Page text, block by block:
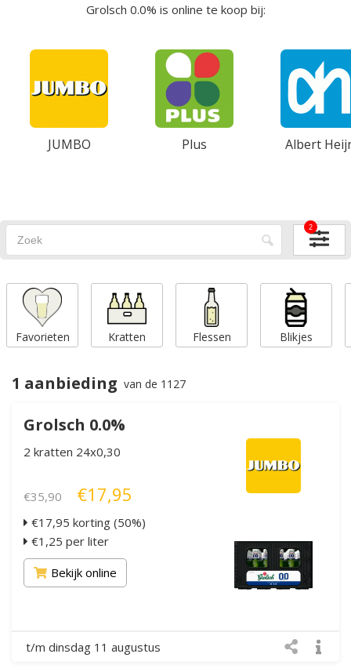
Grolsch 0.0% is online te koop bij:
JUMBO Plus Albert
2
Favorieten Kratten Flessen Blikjes
1 aanbieding van de 1127
Grolsch 0.0%
2 kratten 24x0,30
€35,90 €17,95
€17,95 korting (50%)
€1,25 per liter
Bekijk online
t/m dinsdag 11 augustus